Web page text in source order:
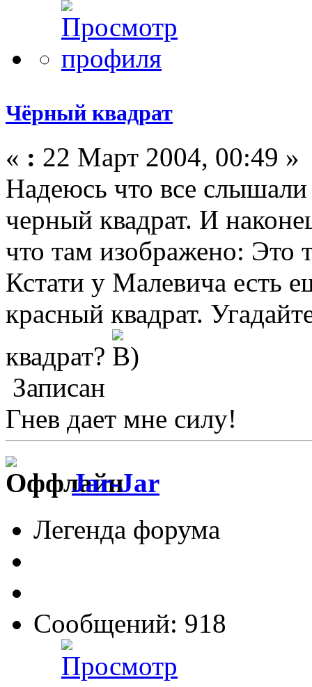
Чёрный квадрат
« : 22 Март 2004, 00:49 »
Надеюсь что все
черный квадрат. И
что там изображено: Это
Кстати у Малевича есть
красный квадрат.
квадрат?
Записан
Гнев дает мне силу!
Jar-Jar
Легенда форума
Сообщений: 918